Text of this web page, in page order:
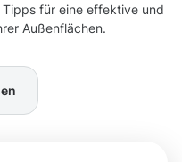
für eine effektive und
Außenflächen.